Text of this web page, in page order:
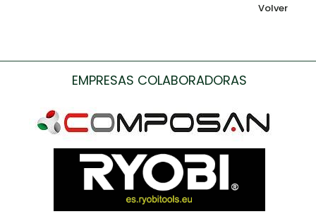
Volver
EMPRESAS COLABORADORAS